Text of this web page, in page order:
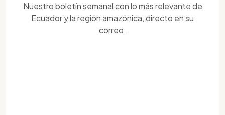
Nuestro boletín semanal con lo más relevante de
Ecuador y la región amazónica, directo en su
correo.